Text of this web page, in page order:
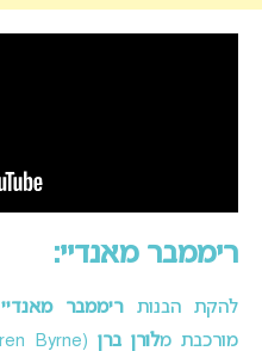
ריממבר מאנדיי:
להקת הבנותריממבר מאנדיי
מורכבת מלורן ברן (Lauren Byrne),